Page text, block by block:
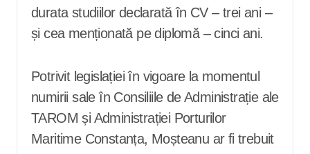
durata studiilor declarată în CV – trei ani –
și cea menționată pe diplomă – cinci ani.
Potrivit legislației în vigoare la momentul
numirii sale în Consiliile de Administrație ale
TAROM și Administrației Porturilor
Maritime Constanța, Moșteanu ar fi trebuit